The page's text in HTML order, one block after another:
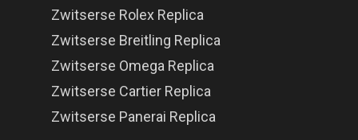
Zwitserse Rolex Replica
Zwitserse Breitling Replica
Zwitserse Omega Replica
Zwitserse Cartier Replica
Zwitserse Panerai Replica